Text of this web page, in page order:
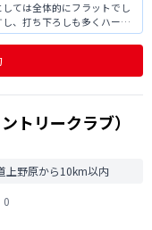
ては全体的にフラットでし
、打ち下ろしも多くハード
カレーが美味しかったで
トリークラブ）
上野原から10km以内
0